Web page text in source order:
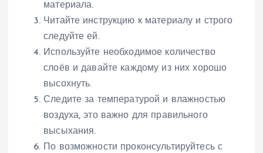
материала.
Читайте инструкцию к материалу и строго
следуйте ей.
Используйте необходимое количество
слоёв и давайте каждому из них хорошо
высохнуть.
Следите за температурой и влажностью
воздуха, это важно для правильного
высыхания.
По возможности проконсультируйтесь с